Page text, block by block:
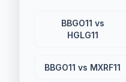
BBGO11 vs
HGLG11
BBGO11 vs MXRF11